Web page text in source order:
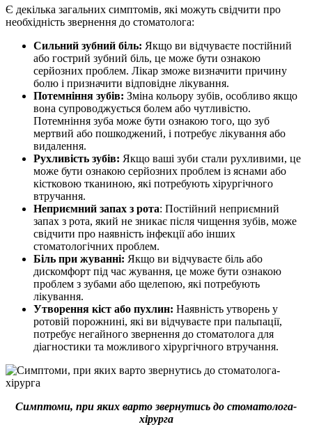
Є декілька загальних симптомів, які можуть свідчити про
необхідність звернення до стоматолога:
Сильний зубний біль: Якщо ви відчуваєте постійний
або гострий зубний біль, це може бути ознакою
серйозних проблем. Лікар зможе визначити причину
болю і призначити відповідне лікування.
Потемніння зубів: Зміна кольору зубів, особливо якщо
вона супроводжується болем або чутливістю.
Потемніння зуба може бути ознакою того, що зуб
мертвий або пошкоджений, і потребує лікування або
видалення.
Рухливість зубів: Якщо ваші зуби стали рухливими, це
може бути ознакою серйозних проблем із яснами або
кістковою тканиною, які потребують хірургічного
втручання.
Неприємний запах з рота: Постійний неприємний
запах з рота, який не зникає після чищення зубів, може
свідчити про наявність інфекції або інших
стоматологічних проблем.
Біль при жуванні: Якщо ви відчуваєте біль або
дискомфорт під час жування, це може бути ознакою
проблем з зубами або щелепою, які потребують
лікування.
Утворення кіст або пухлин: Наявність утворень у
ротовій порожнині, які ви відчуваєте при пальпації,
потребує негайного звернення до стоматолога для
діагностики та можливого хірургічного втручання.
Cимптоми, при яких варто звернутись до стоматолога-
хірурга